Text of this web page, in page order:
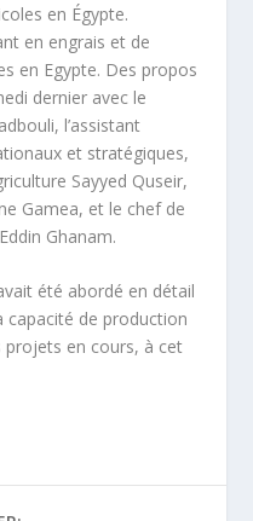
en Égypte.
en engrais et de
en Egypte. Des propos
dernier avec le
l’assistant
et stratégiques,
Sayyed Quseir,
Gamea, et le chef de
Ghanam.
été abordé en détail
capacité de production
projets en cours, à cet